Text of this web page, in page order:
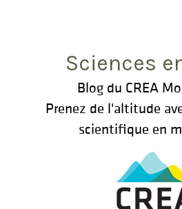
Sciences
Blog du CREA
Prenez de l'altitude
scientifique en